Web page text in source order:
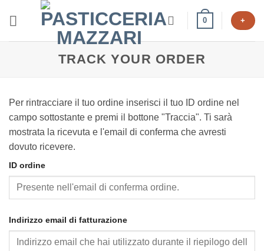
0 +
TRACK YOUR ORDER
Per rintracciare il tuo ordine inserisci il tuo ID ordine nel
campo sottostante e premi il bottone "Traccia". Ti sarà
mostrata la ricevuta e l'email di conferma che avresti
dovuto ricevere.
ID ordine
Indirizzo email di fatturazione